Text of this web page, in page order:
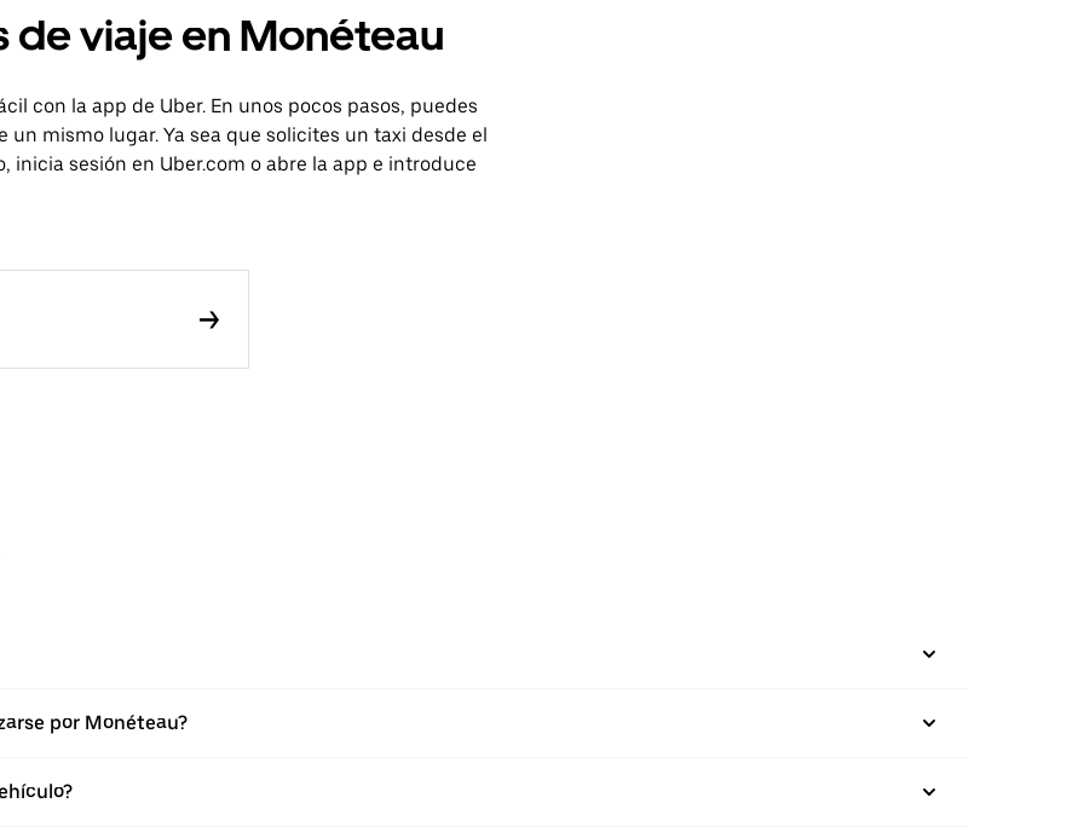
de viaje en Monéteau
con la app de Uber. En unos pocos pasos, puedes
mismo lugar. Ya sea que solicites un taxi desde el
sesión en Uber.com o abre la app e introduce
por Monéteau?